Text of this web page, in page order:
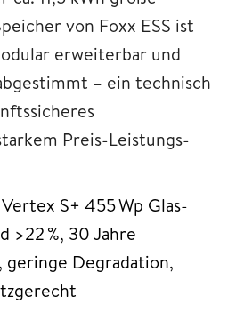
von Foxx ESS ist
erweiterbar und
– ein technisch
Preis-Leistungs-
S+ 455 Wp Glas-
>22 %, 30 Jahre
geringe Degradation,